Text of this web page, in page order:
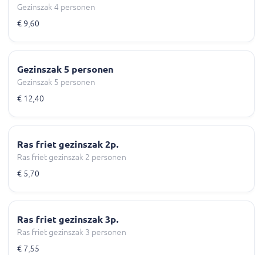
Gezinszak 4 personen
€ 9,60
Gezinszak 5 personen
Gezinszak 5 personen
€ 12,40
Ras friet gezinszak 2p.
Ras friet gezinszak 2 personen
€ 5,70
Ras friet gezinszak 3p.
Ras friet gezinszak 3 personen
€ 7,55